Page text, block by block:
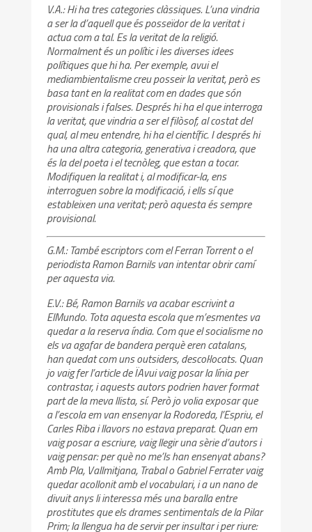
V.A.: Hi ha tres categories clàssiques. L’una vindria
a ser la d’aquell que és posseïdor de la veritat i
actua com a tal. Es la veritat de la religió.
Normalment és un polític i les diverses idees
polítiques que hi ha. Per exemple, avui el
mediambientalisme creu posseir la veritat, però es
basa tant en la realitat com en dades que són
provisionals i falses. Després hi ha el que interroga
la veritat, que vindria a ser el filòsof, al costat del
qual, al meu entendre, hi ha el científic. I després hi
ha una altra categoria, generativa i creadora, que
és la del poeta i el tecnòleg, que estan a tocar.
Modifiquen la realitat i, al modificar-la, ens
interroguen sobre la modificació, i ells sí que
estableixen una veritat; però aquesta és sempre
provisional.
G.M.: També escriptors com el Ferran Torrent o el
periodista Ramon Barnils van intentar obrir camí
per aquesta via.
E.V.: Bé, Ramon Barnils va acabar escrivint a
ElMundo. Tota aquesta escola que m’esmentes va
quedar a la reserva índia. Com que el socialisme no
els va agafar de bandera perquè eren catalans,
han quedat com uns outsiders, descol·locats. Quan
jo vaig fer l’article de ÏAvui vaig posar la línia per
contrastar, i aquests autors podrien haver format
part de la meva llista, sí. Però jo volia exposar que
a l’escola em van ensenyar la Rodoreda, l’Espriu, el
Carles Riba i llavors no estava preparat. Quan em
vaig posar a escriure, vaig llegir una sèrie d’autors i
vaig pensar: per què no me’ls han ensenyat abans?
Amb Pla, Vallmitjana, Trabal o Gabriel Ferrater vaig
quedar acollonit amb el vocabulari, i a un nano de
divuit anys li interessa més una baralla entre
prostitutes que els drames sentimentals de la Pilar
Prim; la llengua ha de servir per insultar i per riure: